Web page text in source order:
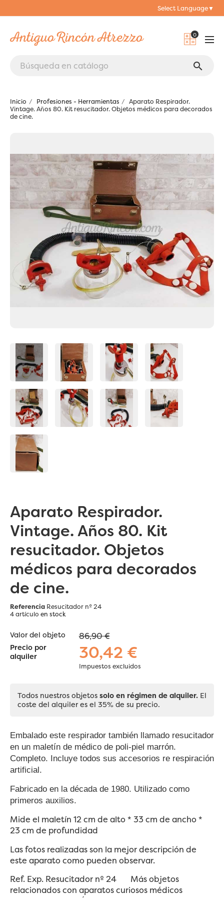
Select Language▼
0
search
Inicio Profesiones - Herramientas
Aparato Respirador.
Vintage. Años 80. Kit resucitador. Objetos médicos para decorados
de cine.
Aparato Respirador.
Vintage. Años 80. Kit
resucitador. Objetos
médicos para decorados
de cine.
Referencia Resucitador nº 24
4 artículo en stock
Valor del objeto 86,90 €
Precio por
alquiler
30,42 €
Impuestos excluidos
Todos nuestros objetos solo en régimen de alquiler. El
coste del alquiler es el 35% de su precio.
Embalado este respirador también llamado resucitador
en un maletín de médico de poli-piel marrón.
Completo. Incluye todos sus accesorios re respiración
artificial.
Fabricado en la década de 1980. Utilizado como
primeros auxilios.
Mide el maletín 12 cm de alto * 33 cm de ancho *
23 cm de profundidad
Las fotos realizadas son la mejor descripción de
este aparato como pueden observar.
Ref. Exp. Resucitador nº 24 Más objetos
relacionados con aparatos curiosos médicos